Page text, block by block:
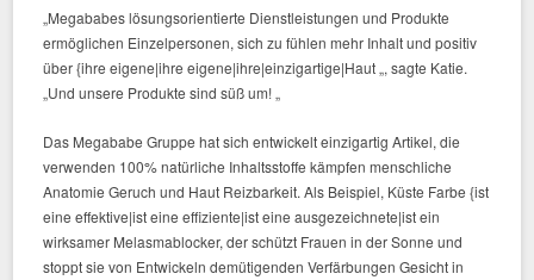
„Megababes lösungsorientierte Dienstleistungen und Produkte
ermöglichen Einzelpersonen, sich zu fühlen mehr Inhalt und positiv
über {ihre eigene|ihre eigene|ihre|einzigartige|Haut „, sagte Katie.
„Und unsere Produkte sind süß um! „
Das Megababe Gruppe hat sich entwickelt einzigartig Artikel, die
verwenden 100% natürliche Inhaltsstoffe kämpfen menschliche
Anatomie Geruch und Haut Reizbarkeit. Als Beispiel, Küste Farbe {ist
eine effektive|ist eine effiziente|ist eine ausgezeichnete|ist ein
wirksamer Melasmablocker, der schützt Frauen in der Sonne und
stoppt sie von Entwickeln demütigenden Verfärbungen Gesicht in